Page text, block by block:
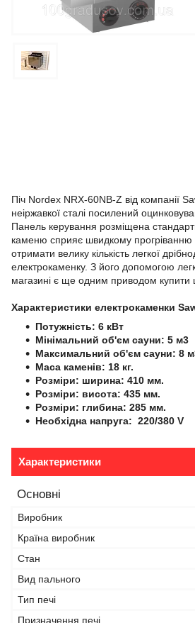
Піч Nordex NRX-60NB-Z від компанії
неіржавкої сталі посилений
Панель керування розміщена
каменю сприяє швидкому
отримати велику кількість легкої
електрокаменку. З його допомогою
магазині є ще одним приводом купити
Характеристики електрокаменки
Потужність: 6 кВт
Мінімальний об'єм сауни: 5 м3
Максимальний об'єм сауни: 8
Маса каменів: 18 кг.
Розміри: ширина: 410 мм.
Розміри: висота: 435 мм.
Розміри: глибина: 285 мм.
Необхідна напруга: 220/380 V
Характеристики
Основні
Виробник
Країна виробник
Стан
Вид пального
Тип печі
Призначення печі